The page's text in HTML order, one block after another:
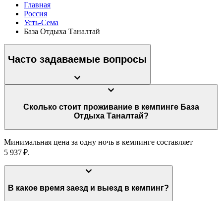
Главная
Россия
Усть-Сема
База Отдыха Таналтай
Часто задаваемые вопросы
Сколько стоит проживание в кемпинге База
Отдыха Таналтай?
Минимальная цена за одну ночь в кемпинге составляет
5 937 ₽.
В какое время заезд и выезд в кемпинг?